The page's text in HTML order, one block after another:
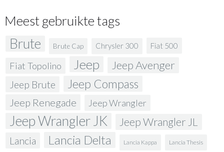
Meest gebruikte tags
Brute Brute Cap Chrysler 300 Fiat 500
Fiat Topolino Jeep Jeep Avenger
Jeep Brute Jeep Compass
Jeep Renegade Jeep Wrangler
Jeep Wrangler JK Jeep Wrangler JL
Lancia Lancia Delta Lancia Kappa Lancia Thesis